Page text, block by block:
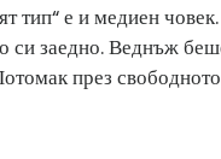
тип“ е и медиен
си заедно. Веднъж
през